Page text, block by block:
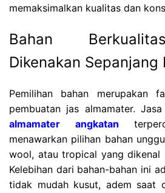
memaksimalkan kualitas dan
Bahan
Dikenakan Sepanjang
Pemilihan bahan merupakan
pembuatan jas almamater.
almamater angkatan
menawarkan pilihan bahan
wool, atau tropical yang dikenal
Kelebihan dari bahan-bahan ini
tidak mudah kusut, adem saat